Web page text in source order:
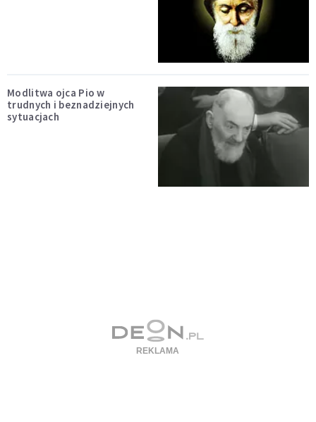
Modlitwa ojca Pio w
trudnych i beznadziejnych
sytuacjach